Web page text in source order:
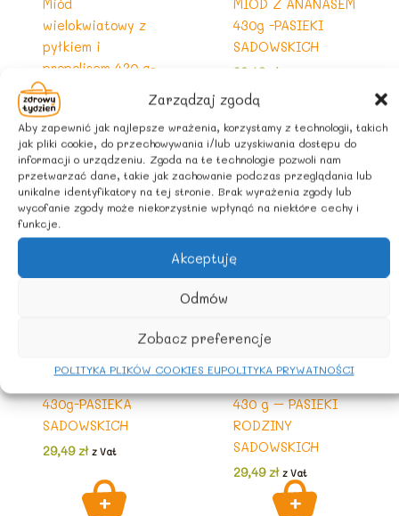
Zarządzaj zgodą
Aby zapewnić jak najlepsze wrażenia, korzystamy z technologii, takich
jak pliki cookie, do przechowywania i/lub uzyskiwania dostępu do
informacji o urządzeniu. Zgoda na te technologie pozwoli nam
przetwarzać dane, takie jak zachowanie podczas przeglądania lub
unikalne identyfikatory na tej stronie. Brak wyrażenia zgody lub
wycofanie zgody może niekorzystnie wpłynąć na niektóre cechy i
funkcje.
Akceptuję
Odmów
Zobacz preferencje
POLITYKA PLIKÓW COOKIES EUPOLITYKA PRYWATNOŚCI
Miód
wielokwiatowy z
pyłkiem i
propolisem 430 g-
Pasieki Sadowskich
39,50
MIÓD Z ANANASEM
430g -PASIEKI
SADOWSKICH
29,49 zł
430g-PASIEKA
SADOWSKICH
29,49zł z Vat
430 g – PASIEKI
RODZINY
SADOWSKICH
29,49zł z Vat